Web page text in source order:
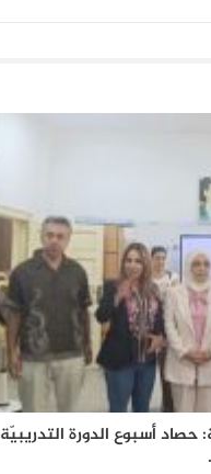
أسبوع الدورة التدريبيّة